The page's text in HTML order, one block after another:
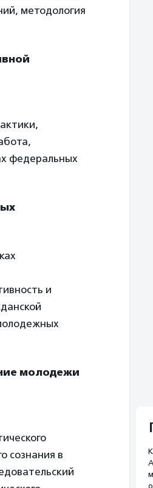
методология
федеральных
и
молодежи
сознания в